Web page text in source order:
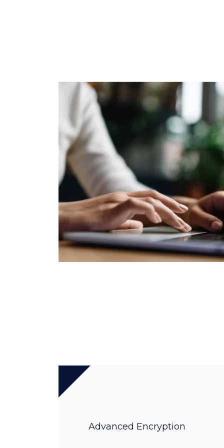
Advanced Encryption